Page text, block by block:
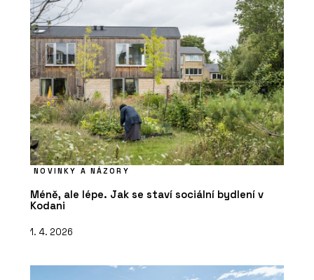
NOVINKY A NÁZORY
Méně, ale lépe. Jak se staví sociální bydlení v
Kodani
1. 4. 2026